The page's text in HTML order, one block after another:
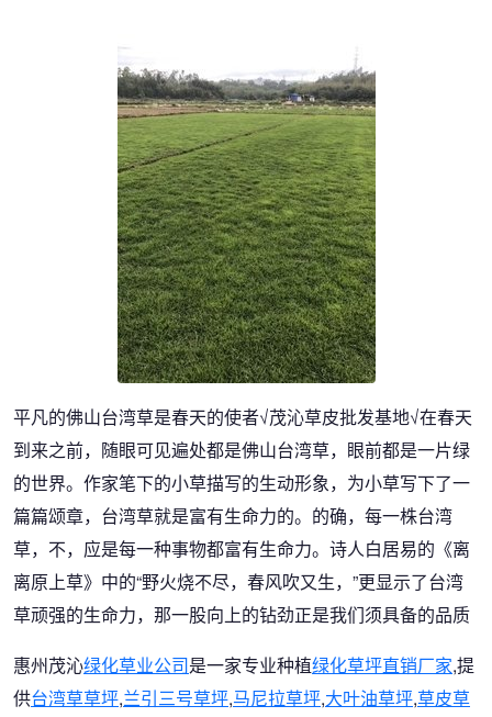
平凡的佛山台湾草是春天的使者√茂沁草皮批发基地√在春天
到来之前，随眼可见遍处都是佛山台湾草，眼前都是一片绿
的世界。作家笔下的小草描写的生动形象，为小草写下了一
篇篇颂章，台湾草就是富有生命力的。的确，每一株台湾
草，不，应是每一种事物都富有生命力。诗人白居易的《离
离原上草》中的“野火烧不尽，春风吹又生，”更显示了台湾
草顽强的生命力，那一股向上的钻劲正是我们须具备的品质
惠州茂沁绿化草业公司是一家专业种植绿化草坪直销厂家,提
供台湾草草坪,兰引三号草坪,马尼拉草坪,大叶油草坪,草皮草